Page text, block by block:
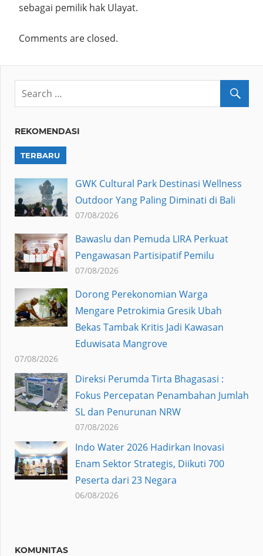
sebagai pemilik hak Ulayat.
Comments are closed.
REKOMENDASI
TERBARU
GWK Cultural Park Destinasi Wellness
Outdoor Yang Paling Diminati di Bali
07/08/2026
Bawaslu dan Pemuda LIRA Perkuat
Pengawasan Partisipatif Pemilu
07/08/2026
Dorong Perekonomian Warga
Mengare Petrokimia Gresik Ubah
Bekas Tambak Kritis Jadi Kawasan
Eduwisata Mangrove
07/08/2026
Direksi Perumda Tirta Bhagasasi :
Fokus Percepatan Penambahan Jumlah
SL dan Penurunan NRW
07/08/2026
Indo Water 2026 Hadirkan Inovasi
Enam Sektor Strategis, Diikuti 700
Peserta dari 23 Negara
06/08/2026
KOMUNITAS